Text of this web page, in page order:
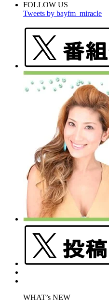
FOLLOW US
Tweets by bayfm_miracle
WHAT’s NEW